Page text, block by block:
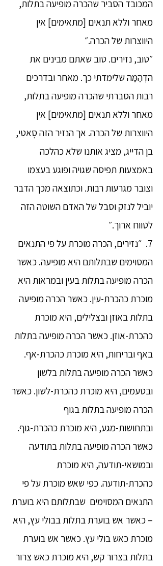
המכובד הסביר שהכרה מופיעה בתלות,
מאחר וללא תנאים [מתאימים] אין
היווצרות של הכרה.״
״טוב, נזירים. טוב שאתם מבינים את
הדְהַמַּה שלימדתי כך. מאחר ובדרכים
רבות הסברתי שהכרה מופיעה בתלות,
מאחר וללא תנאים [מתאימים] אין
היווצרות של הכרה. אך הנזיר הזה סָאטִי,
בן הדייג, מציג אותנו שלא כהלכה
באמצעות תפיסה שגויה ופוגע בעצמו
וצובר מגרעות רבות. וכתוצאה מכך הדבר
יוביל לנזק וסבל של האדם השוטה הזה
לטווח ארוך.״
7. ״נזירים, הכרה מוכרת על פי התנאים
המסוימים שבתלותם היא מופיעה. כאשר
הכרה מופיעה בתלות בעין ובמראות היא
מוכרת כהכרת-עין. כאשר הכרה מופיעה
בתלות באוזן ובצלילים, היא מוכרת
כהכרת-אוזן. כאשר הכרה מופיעה בתלות
באף ובריחות, היא מוכרת כהכרת-אף.
כאשר הכרה מופיעה בתלות בלשון
ובטעמים, היא מוכרת כהכרת-לשון. כאשר
הכרה מופיעה בתלות בגוף
ובתחושות-מגע, היא מוכרת כהכרת-גוף.
כאשר הכרה מופיעה בתלות בתודעה
ובמושאי-תודעה, היא מוכרת
כהכרת-תודעה. כפי שאש מוכרת על פי
התנאים המסוימים שבתלותם היא בוערת
– כאשר אש בוערת בתלות בבולי עץ, היא
מוכרת כאש בולי עץ. כאשר אש בוערת
בתלות בצרור קש, היא מוכרת כאש צרור